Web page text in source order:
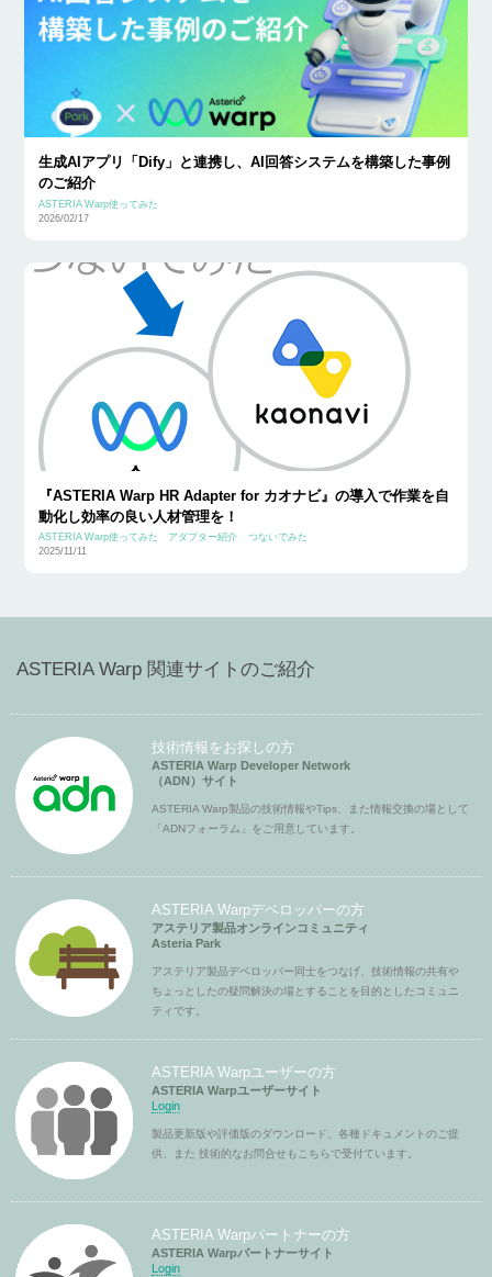
生成AIアプリ「Dify」と連携し、AI回答システムを構築した事例
のご紹介
ASTERIA Warp使ってみた
2026/02/17
『ASTERIA Warp HR Adapter for カオナビ』の導入で作業を自
動化し効率の良い人材管理を！
ASTERIA Warp使ってみた アダプター紹介
つないでみた
2025/11/11
ASTERIA Warp 関連サイトのご紹介
技術情報をお探しの方
ASTERIA Warp Developer Network
（ADN）サイト
ASTERIA Warp製品の技術情報やTips、また情報交換の場として
「ADNフォーラム」をご用意しています。
ASTERIA Warpデベロッパーの方
アステリア製品オンラインコミュニティ
Asteria Park
アステリア製品デベロッパー同士をつなげ、技術情報の共有や
ちょっとしたの疑問解決の場とすることを目的としたコミュニ
ティです。
ASTERIA Warpユーザーの方
ASTERIA Warpユーザーサイト
Login
製品更新版や評価版のダウンロード、各種ドキュメントのご提
供、また 技術的なお問合せもこちらで受付ています。
ASTERIA Warpパートナーの方
ASTERIA Warpパートナーサイト
Login